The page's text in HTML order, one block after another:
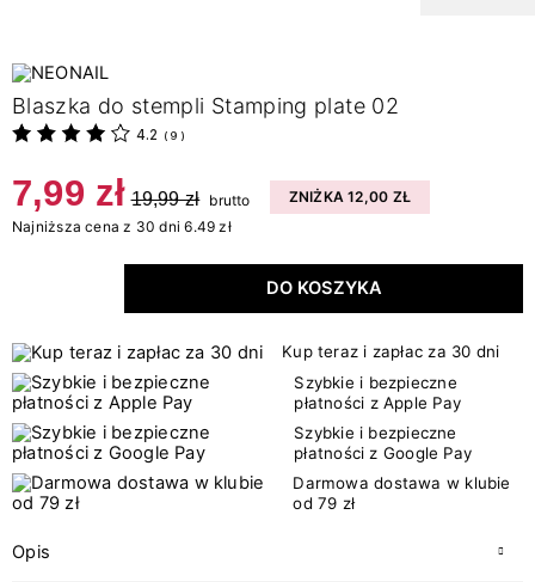
Blaszka do stempli Stamping plate 02
4.2 ( 9 )
7,99 zł 19,99 zł brutto
ZNIŻKA 12,00 ZŁ
Najniższa cena z 30 dni 6.49 zł
DO KOSZYKA
Kup teraz i zapłac za 30 dni
Szybkie i bezpieczne
płatności z Apple Pay
Szybkie i bezpieczne
płatności z Google Pay
Darmowa dostawa w klubie
od 79 zł
Opis